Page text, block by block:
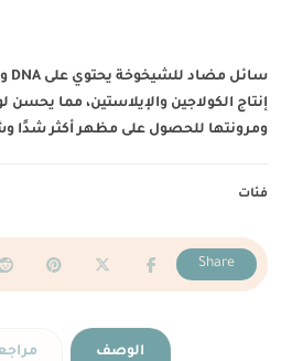
إنتاج الكولاجين والإيلاستين، مما يحسن
ومرونتها للحصول على مظهر أكثر شدًا
فئات
الوصف